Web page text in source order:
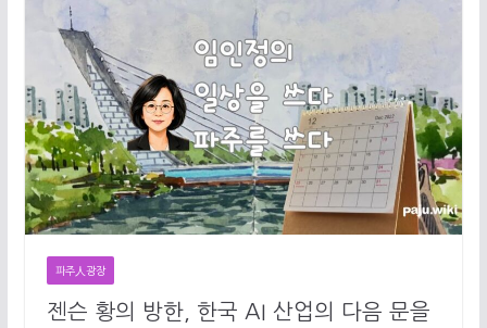
파주人광장
젠슨 황의 방한, 한국 AI 산업의 다음 문을